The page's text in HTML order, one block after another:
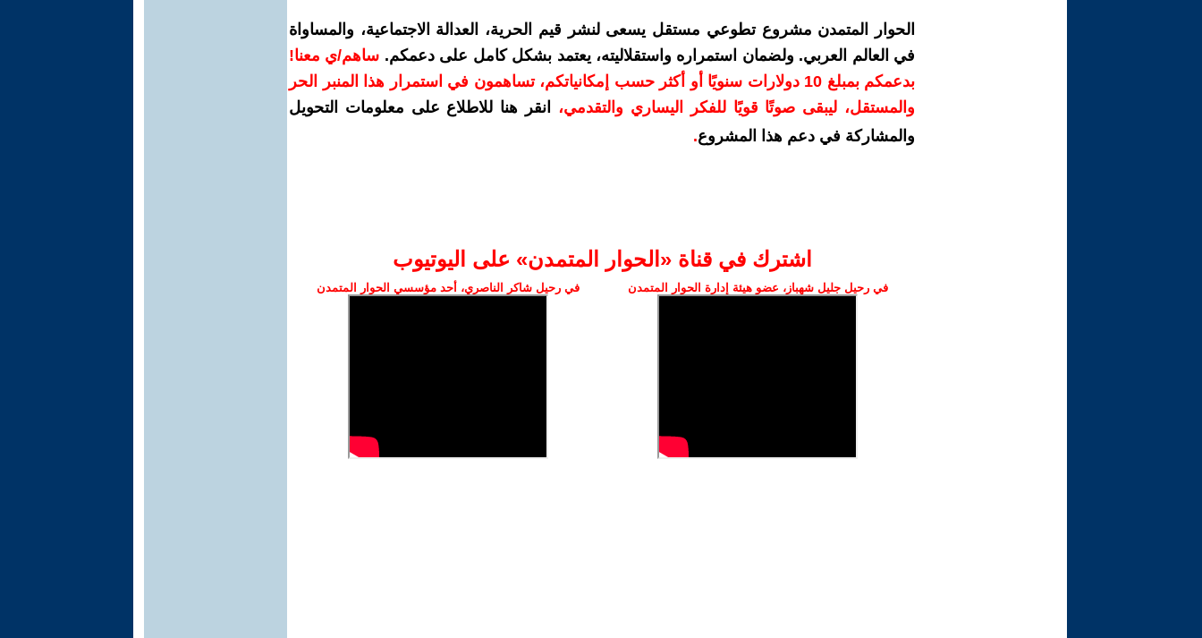
الحوار المتمدن مشروع تطوعي مستقل يسعى لنشر قيم الحرية، العدالة الاجتماعية، والمساواة
في العالم العربي. ولضمان استمراره واستقلاليته، يعتمد بشكل كامل على دعمكم. ساهم/ي معنا!
بدعمكم بمبلغ 10 دولارات سنويًا أو أكثر حسب إمكانياتكم، تساهمون في استمرار هذا المنبر الحر
والمستقل، ليبقى صوتًا قويًا للفكر اليساري والتقدمي،
انقر هنا للاطلاع على معلومات التحويل
والمشاركة في دعم هذا المشروع.
اشترك في قناة ‫«الحوار المتمدن» على اليوتيوب
في رحيل جليل شهباز، عضو هيئة إدارة الحوار المتمدن في رحيل شاكر الناصري، أحد مؤسسي الحوار المتمدن